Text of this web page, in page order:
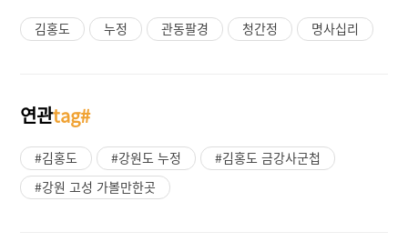
김홍도 누정 관동팔경 청간정 명사십리
연관tag#
#김홍도 #강원도 누정
#김홍도 금강사군첩
#강원 고성 가볼만한곳